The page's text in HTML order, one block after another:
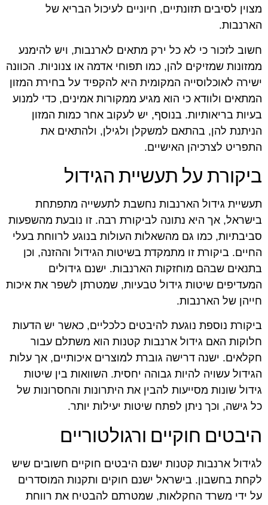
מצוין לסיבים תזונתיים, חיוניים לעיכול הבריא של
הארנבות.
חשוב לזכור כי לא כל ירק מתאים לארנבות, ויש להימנע
ממזונות שמזיקים להן, כמו תפוחי אדמה או צנוניות. הכוונה
ישירה לאוכלוסייה המקומית היא להקפיד על בחירת המזון
המתאים ולוודא כי הוא מגיע ממקורות אמינים, כדי למנוע
בעיות בריאותיות. בנוסף, יש לעקוב אחר כמות המזון
הניתנת להן, בהתאם למשקלן ולגילן, ולהתאים את
התפריט לצרכיהן האישיים.
ביקורת על תעשיית הגידול
תעשיית גידול הארנבות נחשבת לתעשייה מתפתחת
בישראל, אך היא נתונה לביקורת רבה. זו נובעת מהשפעות
סביבתיות, כמו גם מהשאלות העולות בנוגע לרווחת בעלי
החיים. ביקורת זו מתמקדת בשיטות הגידול וההזנה, וכן
בתנאים שבהם מוחזקות הארנבות. ישנם גידולים
המעדיפים שיטות גידול טבעיות, שמטרתן לשפר את איכות
חייהן של הארנבות.
ביקורת נוספת נוגעת להיבטים כלכליים, כאשר יש הדעות
חלוקות האם גידול ארנבות קטנות הוא משתלם עבור
חקלאים. ישנה דרישה גוברת למוצרים איכותיים, אך עלות
הגידול עשויה להיות גבוהה יחסית. השוואות בין שיטות
גידול שונות מסייעות להבין את היתרונות והחסרונות של
כל גישה, וכך ניתן לפתח שיטות יעילות יותר.
היבטים חוקיים ורגולטוריים
לגידול ארנבות קטנות ישנם היבטים חוקיים חשובים שיש
לקחת בחשבון. בישראל ישנם חוקים ותקנות המוסדרים
על ידי משרד החקלאות, שמטרתם להבטיח את רווחת